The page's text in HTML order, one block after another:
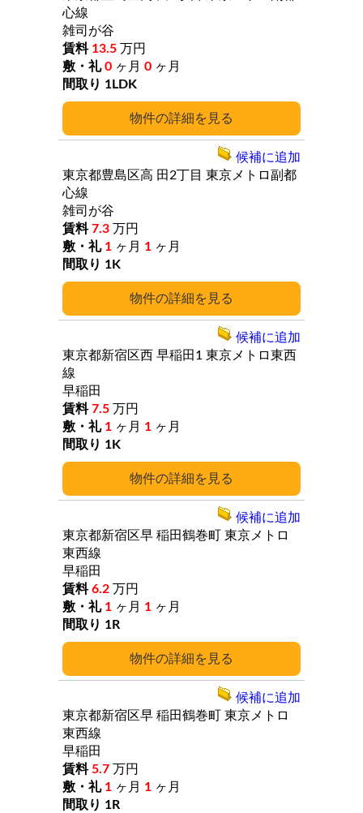
詳細
心線
雑司が谷
13.5 万円
0 ヶ月 0 ヶ月
1LDK
詳細
東京都豊島区高 田2丁目 東京メトロ副都
心線
雑司が谷
7.3 万円
1 ヶ月 1 ヶ月
1K
候補に追加
詳細
東京都新宿区西 早稲田1 東京メトロ東西
線
早稲田
7.5 万円
1 ヶ月 1 ヶ月
1K
候補に追加
詳細
東京都新宿区早 稲田鶴巻町 東京メトロ
東西線
早稲田
6.2 万円
1 ヶ月 1 ヶ月
1R
候補に追加
東京都新宿区早 稲田鶴巻町 東京メトロ
東西線
早稲田
5.7 万円
1 ヶ月 1 ヶ月
1R
候補に追加